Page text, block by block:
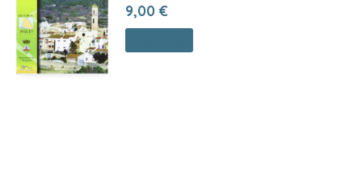
9,00 €